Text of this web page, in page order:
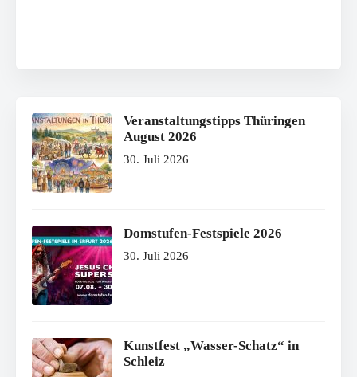
Veranstaltungstipps Thüringen
August 2026
30. Juli 2026
Domstufen-Festspiele 2026
30. Juli 2026
Kunstfest „Wasser-Schatz“ in
Schleiz